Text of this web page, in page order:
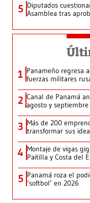
5 Diputados
Asamblea tras
1 Panameño regresa
fuerzas militares
2 Canal de Panamá
agosto y septiembre
3 Más de 200
transformar sus
4 Montaje de vigas
Paitilla y Costa del
5 Panamá roza el
‘softbol’ en 2026